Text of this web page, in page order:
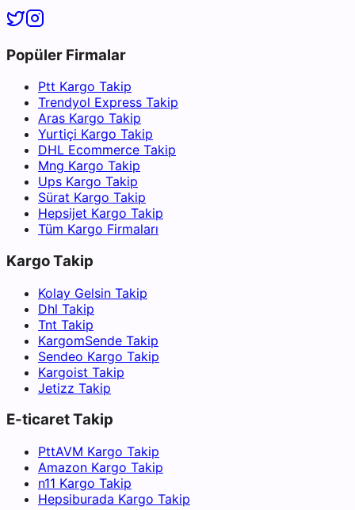
Popüler Firmalar
Ptt Kargo Takip
Trendyol Express Takip
Aras Kargo Takip
Yurtiçi Kargo Takip
DHL Ecommerce Takip
Mng Kargo Takip
Ups Kargo Takip
Sürat Kargo Takip
Hepsijet Kargo Takip
Tüm Kargo Firmaları
Kargo Takip
Kolay Gelsin Takip
Dhl Takip
Tnt Takip
KargomSende Takip
Sendeo Kargo Takip
Kargoist Takip
Jetizz Takip
E-ticaret Takip
PttAVM Kargo Takip
Amazon Kargo Takip
n11 Kargo Takip
Hepsiburada Kargo Takip